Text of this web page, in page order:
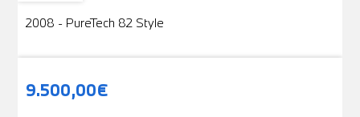
2008 - PureTech 82 Style
9.500,00€